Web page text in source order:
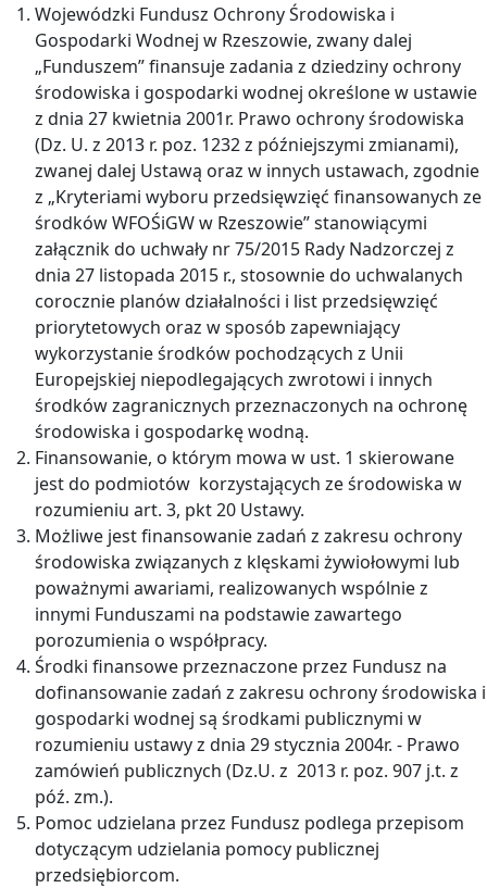
Wojewódzki Fundusz Ochrony Środowiska i
Gospodarki Wodnej w Rzeszowie, zwany dalej
„Funduszem” finansuje zadania z dziedziny ochrony
środowiska i gospodarki wodnej określone w ustawie
z dnia 27 kwietnia 2001r. Prawo ochrony środowiska
(Dz. U. z 2013 r. poz. 1232 z późniejszymi zmianami),
zwanej dalej Ustawą oraz w innych ustawach, zgodnie
z „Kryteriami wyboru przedsięwzięć finansowanych ze
środków WFOŚiGW w Rzeszowie” stanowiącymi
załącznik do uchwały nr 75/2015 Rady Nadzorczej z
dnia 27 listopada 2015 r., stosownie do uchwalanych
corocznie planów działalności i list przedsięwzięć
priorytetowych oraz w sposób zapewniający
wykorzystanie środków pochodzących z Unii
Europejskiej niepodlegających zwrotowi i innych
środków zagranicznych przeznaczonych na ochronę
środowiska i gospodarkę wodną.
Finansowanie, o którym mowa w ust. 1 skierowane
jest do podmiotów korzystających ze środowiska w
rozumieniu art. 3, pkt 20 Ustawy.
Możliwe jest finansowanie zadań z zakresu ochrony
środowiska związanych z klęskami żywiołowymi lub
poważnymi awariami, realizowanych wspólnie z
innymi Funduszami na podstawie zawartego
porozumienia o współpracy.
Środki finansowe przeznaczone przez Fundusz na
dofinansowanie zadań z zakresu ochrony środowiska i
gospodarki wodnej są środkami publicznymi w
rozumieniu ustawy z dnia 29 stycznia 2004r. - Prawo
zamówień publicznych (Dz.U. z 2013 r. poz. 907 j.t. z
póź. zm.).
Pomoc udzielana przez Fundusz podlega przepisom
dotyczącym udzielania pomocy publicznej
przedsiębiorcom.